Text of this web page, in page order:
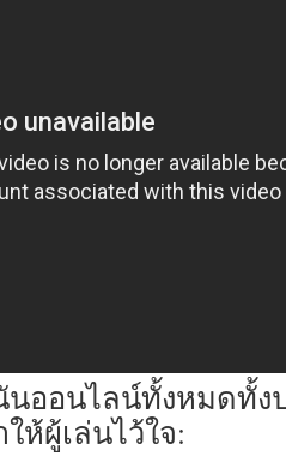
ออนไลน์ทั้งหมดทั้งป
ห้ผู้เล่นไว้ใจ: